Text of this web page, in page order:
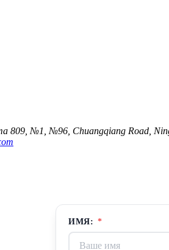
809, №1, №96, Chuangqiang Road,
ИМЯ: *